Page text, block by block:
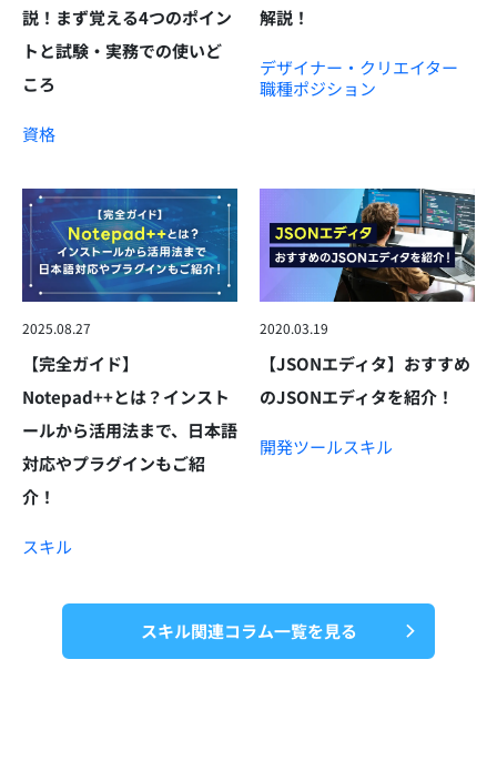
説！まず覚える4つのポイン
トと試験・実務での使いど
ころ
資格
解説！
デザイナー・クリエイター
職種ポジション
2025.08.27
【完全ガイド】
Notepad++とは？インスト
ールから活用法まで、日本語
対応やプラグインもご紹
介！
スキル
2020.03.19
【JSONエディタ】おすすめ
のJSONエディタを紹介！
開発ツールスキル
スキル関連コラム一覧を見る